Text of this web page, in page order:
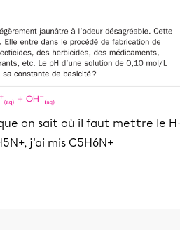
on sait où il faut mettre le
j'ai mis C5H6N+